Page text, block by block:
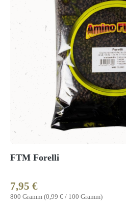
FTM Forelli
800 Gramm (0,99 € / 100 Gramm)
Regulärer Preis:
7,95 €